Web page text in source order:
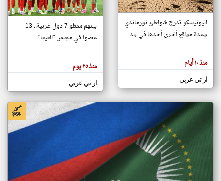
تغيير الدولة
اخبار جزر القمر على مدار الساعة
أهم اخبار جزر القمر العاجلة والمباشرة
هنا عن
وجهة
كاتبيها.
اليونيسكو تدرج شواطئ نورماندي
وعدة مواقع أخرى أحدها في بلد ...
منذ ١٠ أيام
ار تي عربي
بينهم ممثلو 7 دول عربية.. 13
عضوا في مجلس "الفيفا" ...
منذ ٢٥ يوم
ار تي عربي
klyoum.com